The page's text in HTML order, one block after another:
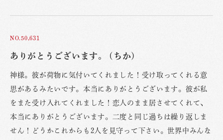
NO.50,631
ありがとうございます。 (ちか)
神様。彼が荷物に気付いてくれました！受け取ってくれる意
思があるみたいです。本当にありがとうございます。彼が私
をまた受け入れてくれました！恋人のまま居させてくれて、
本当にありがとうございます。二度と同じ過ちは繰り返しま
せん！どうかこれからも2人を見守って下さい。世界中みんな